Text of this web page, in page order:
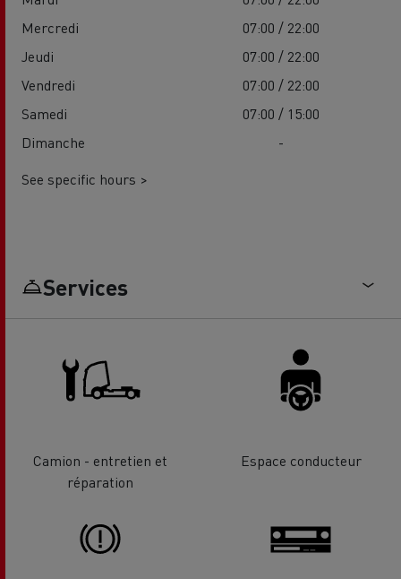
Mercredi
07:00 / 22:00
Jeudi
07:00 / 22:00
Vendredi
07:00 / 22:00
Samedi
07:00 / 15:00
Dimanche
-
See specific hours >
Services
Camion - entretien et
réparation
Espace conducteur